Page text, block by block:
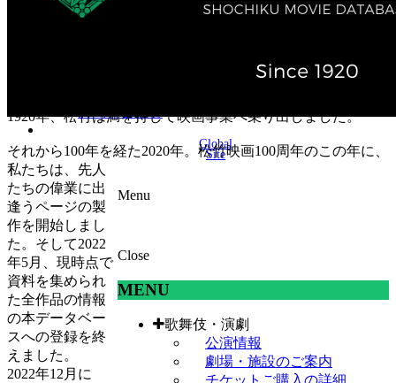
会社案内
Global
Site
Menu
Close
MENU
歌舞伎・演劇
公演情報
劇場・施設のご案内
1920年、松竹は満を持して映画事業へ乗り出しました。
それから100年を経た2020年。松竹映画100周年のこの年に、
私たちは、先人
たちの偉業に出
逢うページの製
作を開始しまし
た。そして2022
年5月、現時点で
資料を集められ
た全作品の情報
の本データベー
スへの登録を終
えました。
2022年12月に